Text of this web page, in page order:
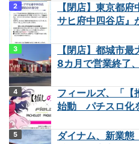
【閉店】東京都
サヒ府中四谷店
【閉店】都城市
8カ月で営業終了
フィールズ、「【
始動 パチスロ化
ダイナム、新業態